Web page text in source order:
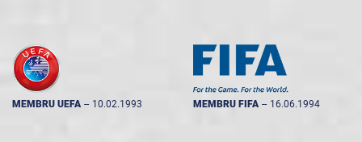
MEMBRU UEFA -- 10.02.1993 MEMBRU FIFA -- 16.06.1994